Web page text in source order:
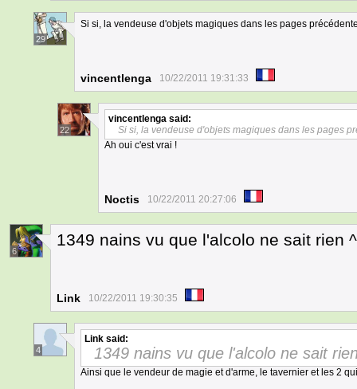
29
Si si, la vendeuse d'objets magiques dans les pages
vincentlenga 10/22/2011 19:31:33
22
vincentlenga said:
Si si, la vendeuse d'objets magiques dans les pages
Ah oui c'est vrai !
Noctis 10/22/2011 20:27:06
6
1349 nains vu que l'alcolo ne sait rien
Link 10/22/2011 19:30:35
4
Link said:
1349 nains vu que l'alcolo ne sait
Ainsi que le vendeur de magie et d'arme, le tavernier et les 2